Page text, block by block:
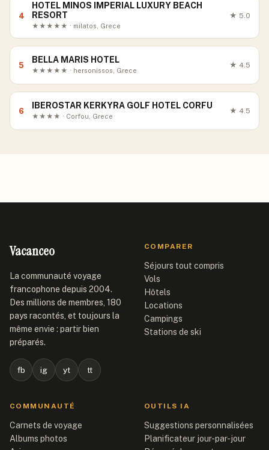
4
HOTEL MINOS IMPERIAL LUXURY BEACH
RESORT
★★★★★ · milatos, Grece
★ 5.0
5
BELLA MARIS HOTEL
★★★★★ · hersonissos, Grece
★ 4.5
6
IBEROSTAR KERKYRA GOLF HOTEL CORFU
★★★★ · Corfou, Grece
★ 4.5
Vacanceo
La communauté voyage
francophone depuis 2004.
Des millions de membres, 180
pays racontés, et toujours la
même envie : partir bien
préparés.
fb ig yt tt
COMPARER
Séjours tout compris
Vols
Hôtels
Locations
Campings
Stations de ski
COMMUNAUTÉ
Carnets de voyage
Albums photos
OUTILS IA
Suggestions personnalisées
Planificateur jour-par-jour